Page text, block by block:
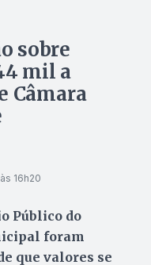
sobre
mil a
Câmara
16h20
Público do
foram
que valores se